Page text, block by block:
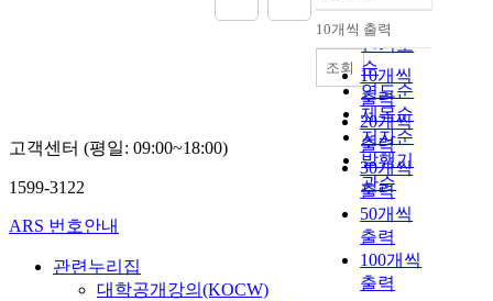
순
인기도
순
연도순
제목순
저자순
발행기
관순
내림차순
10개씩 출력
10개씩
출력
20개씩
출력
30개씩
출력
50개씩
출력
100개씩
출력
조회
고객센터 (평일: 09:00~18:00)
1599-3122
ARS 번호안내
관련누리집
대학공개강의(KOCW)